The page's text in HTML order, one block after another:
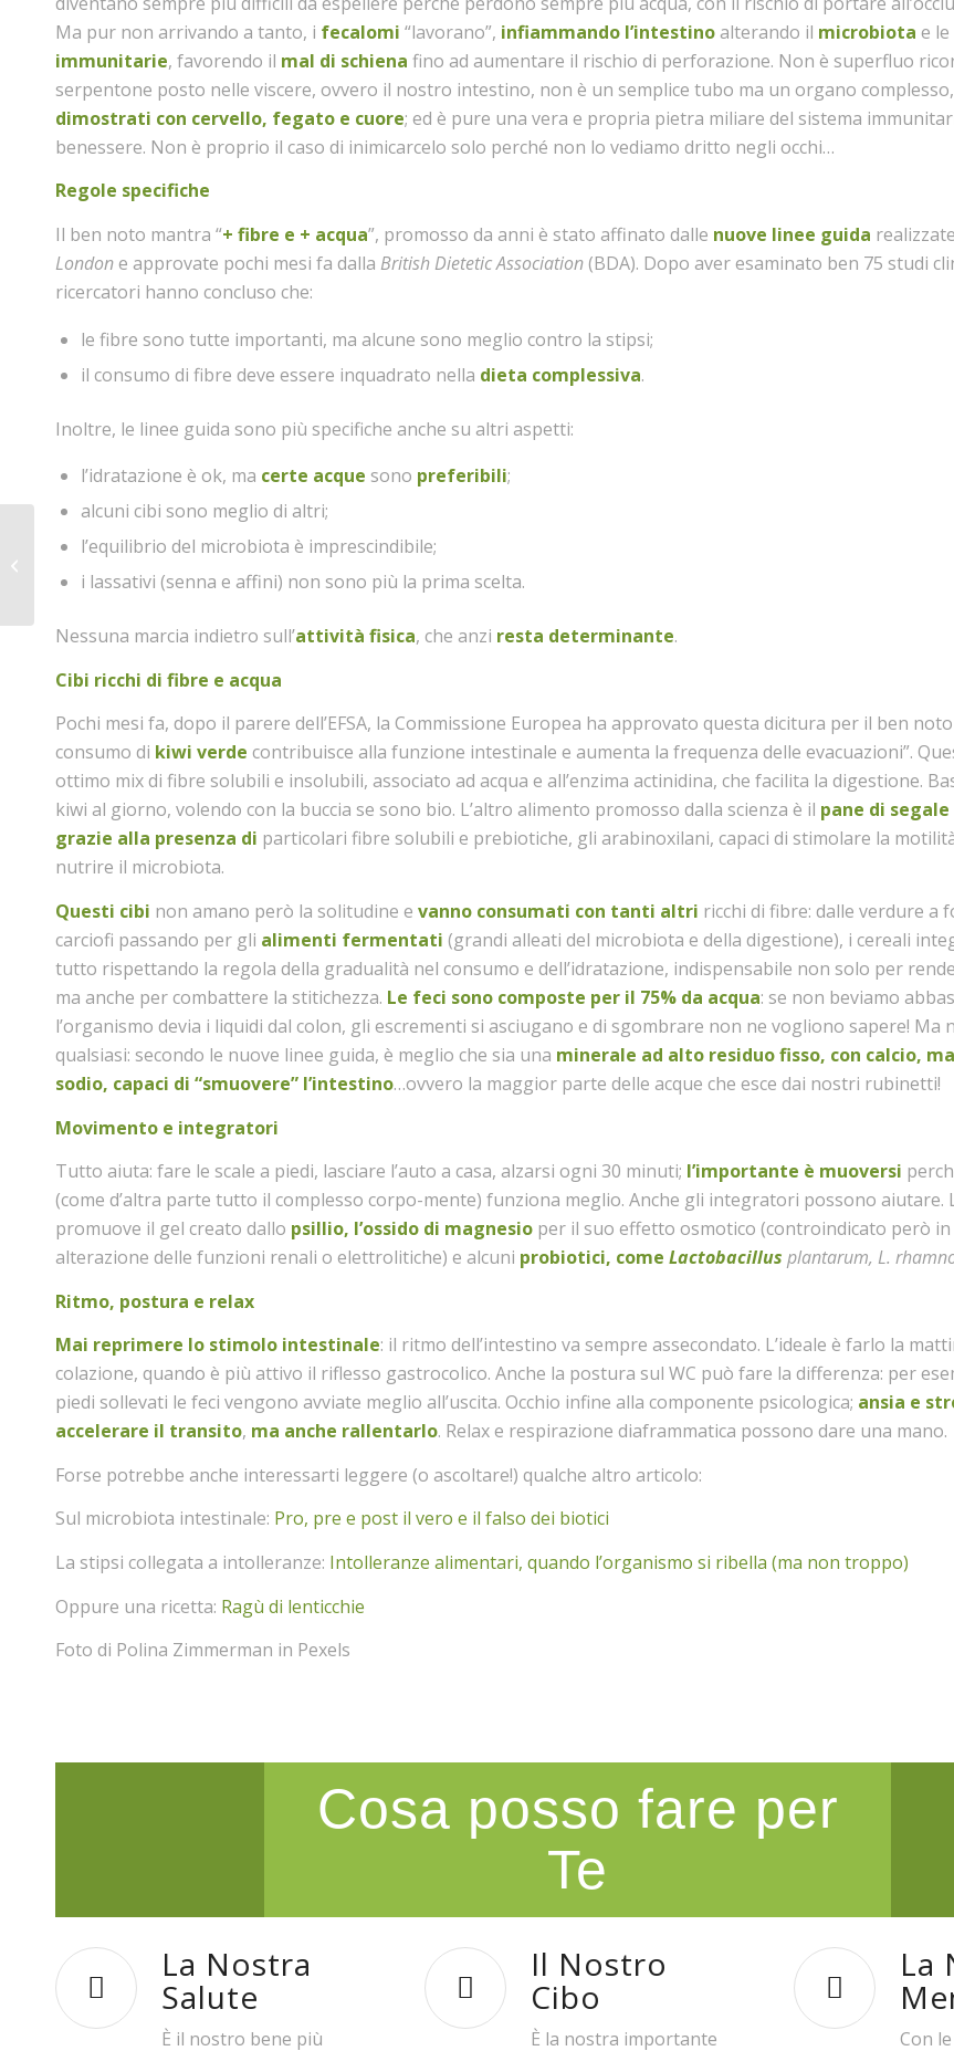
Ma pur non arrivando a tanto, i fecalomi “lavorano”, infiammando l’intestino alterando il microbiota e le
immunitarie, favorendo il mal di schiena fino ad aumentare il rischio di perforazione. Non è superfluo
serpentone posto nelle viscere, ovvero il nostro intestino, non è un semplice tubo ma un organo
dimostrati con cervello, fegato e cuore; ed è pure una vera e propria pietra miliare del sistema
benessere. Non è proprio il caso di inimicarcelo solo perché non lo vediamo dritto negli occhi…
Regole specifiche
Il ben noto mantra “+ fibre e + acqua”, promosso da anni è stato affinato dalle nuove linee guida
Londone approvate pochi mesi fa dalla British Dietetic Association(BDA). Dopo aver esaminato ben 75 studi
ricercatori hanno concluso che:
le fibre sono tutte importanti, ma alcune sono meglio contro la stipsi;
il consumo di fibre deve essere inquadrato nella dieta complessiva.
Inoltre, le linee guida sono più specifiche anche su altri aspetti:
l’idratazione è ok, ma certe acque sono preferibili;
alcuni cibi sono meglio di altri;
l’equilibrio del microbiota è imprescindibile;
i lassativi (senna e affini) non sono più la prima scelta.
Nessuna marcia indietro sull’attività fisica, che anzi resta determinante.
Cibi ricchi di fibre e acqua
Pochi mesi fa, dopo il parere dell’EFSA, la Commissione Europea ha approvato questa dicitura per il ben
consumo di kiwi verde contribuisce alla funzione intestinale e aumenta la frequenza delle evacuazioni”.
ottimo mix di fibre solubili e insolubili, associato ad acqua e all’enzima actinidina, che facilita la digestione.
kiwi al giorno, volendo con la buccia se sono bio. L’altro alimento promosso dalla scienza è il pane di
grazie alla presenza di particolari fibre solubili e prebiotiche, gli arabinoxilani, capaci di stimolare la
nutrire il microbiota.
Questi cibi non amano però la solitudine e vanno consumati con tanti altri ricchi di fibre: dalle verdure a
carciofi passando per gli alimenti fermentati (grandi alleati del microbiota e della digestione), i cereali
tutto rispettando la regola della gradualità nel consumo e dell’idratazione, indispensabile non solo per
ma anche per combattere la stitichezza. Le feci sono composte per il 75% da acqua: se non beviamo
l’organismo devia i liquidi dal colon, gli escrementi si asciugano e di sgombrare non ne vogliono sapere! Ma
qualsiasi: secondo le nuove linee guida, è meglio che sia una minerale ad alto residuo fisso, con calcio,
sodio, capaci di “smuovere” l’intestino…ovvero la maggior parte delle acque che esce dai nostri rubinetti!
Movimento e integratori
Tutto aiuta: fare le scale a piedi, lasciare l’auto a casa, alzarsi ogni 30 minuti; l’importante è muoversi
(come d’altra parte tutto il complesso corpo-mente) funziona meglio. Anche gli integratori possono aiutare.
promuove il gel creato dallo psillio, l’ossido di magnesio per il suo effetto osmotico (controindicato però in
alterazione delle funzioni renali o elettrolitiche) e alcuni probiotici, come Lactobacillus plantarum, L.
Ritmo, postura e relax
Mai reprimere lo stimolo intestinale: il ritmo dell’intestino va sempre assecondato. L’ideale è farlo la
colazione, quando è più attivo il riflesso gastrocolico. Anche la postura sul WC può fare la differenza: per
piedi sollevati le feci vengono avviate meglio all’uscita. Occhio infine alla componente psicologica; ansia e
accelerare il transito, ma anche rallentarlo. Relax e respirazione diaframmatica possono dare una mano.
Forse potrebbe anche interessarti leggere (o ascoltare!) qualche altro articolo:
Sul microbiota intestinale: Pro, pre e post il vero e il falso dei biotici
La stipsi collegata a intolleranze: Intolleranze alimentari, quando l’organismo si ribella (ma non troppo)
Oppure una ricetta: Ragù di lenticchie
Foto di Polina Zimmerman in Pexels
Cosa posso fare per
Te
La Nostra
Salute
È il nostro bene più
Il Nostro
Cibo
È la nostra importante
La
Con
Corso Svezzamento
online marzo 2026